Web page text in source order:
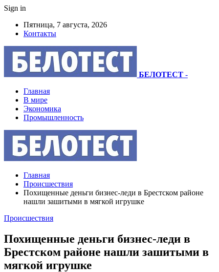
Sign in
Пятница, 7 августа, 2026
Контакты
БЕЛОТЕСТ -
Главная
В мире
Экономика
Промышленность
Главная
Происшествия
Похищенные деньги бизнес-леди в Брестском районе
нашли зашитыми в мягкой игрушке
Происшествия
Похищенные деньги бизнес-леди в
Брестском районе нашли зашитыми в
мягкой игрушке